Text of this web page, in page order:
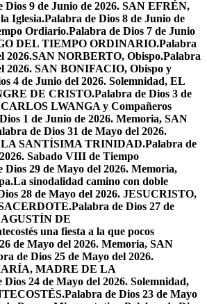
Dios 9 de Junio de 2026. SAN EFRÉN,
Iglesia.Palabra de Dios 8 de Junio de
Ordiario.Palabra de Dios 7 de Junio
DEL TIEMPO ORDINARIO.Palabra
2026.SAN NORBERTO, Obispo.Palabra
2026. SAN BONIFACIO, Obispo y
4 de Junio del 2026. Solemnidad, EL
DE CRISTO.Palabra de Dios 3 de
LWANGA y Compañeros
1 de Junio de 2026. Memoria, SAN
de Dios 31 de Mayo del 2026.
SANTÍSIMA TRINIDAD.Palabra de
Sabado VIII de Tiempo
Dios 29 de Mayo del 2026. Memoria,
La sinodalidad camino con doble
28 de Mayo del 2026. JESUCRISTO,
Palabra de Dios 27 de
AGUSTÍN DE
una fiesta a la que pocos
de Mayo del 2026. Memoria, SAN
de Dios 25 de Mayo del 2026.
MADRE DE LA
Dios 24 de Mayo del 2026. Solemnidad,
Palabra de Dios 23 de Mayo